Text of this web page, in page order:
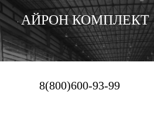
АЙРОН КОМПЛЕКТ
8(800)600-93-99